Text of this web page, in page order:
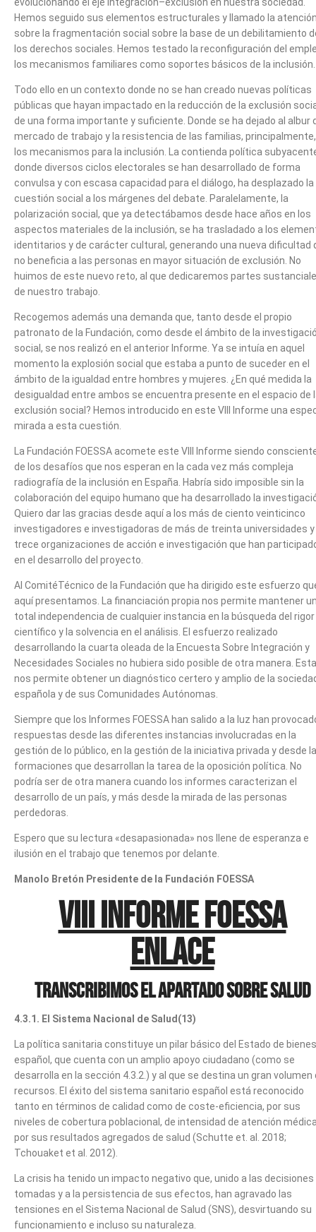
Hemos seguido sus elementos estructurales y llamado la
sobre la fragmentación social sobre la base de un debilitamiento
los derechos sociales. Hemos testado la reconfiguración del
los mecanismos familiares como soportes básicos de la inclusión.
Todo ello en un contexto donde no se han creado nuevas políticas
públicas que hayan impactado en la reducción de la exclusión
de una forma importante y suficiente. Donde se ha dejado al albur
mercado de trabajo y la resistencia de las familias, principalmente,
los mecanismos para la inclusión. La contienda política
donde diversos ciclos electorales se han desarrollado de forma
convulsa y con escasa capacidad para el diálogo, ha desplazado la
cuestión social a los márgenes del debate. Paralelamente, la
polarización social, que ya detectábamos desde hace años en los
aspectos materiales de la inclusión, se ha trasladado a los
identitarios y de carácter cultural, generando una nueva dificultad
no beneficia a las personas en mayor situación de exclusión. No
huimos de este nuevo reto, al que dedicaremos partes
de nuestro trabajo.
Recogemos además una demanda que, tanto desde el propio
patronato de la Fundación, como desde el ámbito de la
social, se nos realizó en el anterior Informe. Ya se intuía en aquel
momento la explosión social que estaba a punto de suceder en el
ámbito de la igualdad entre hombres y mujeres. ¿En qué medida la
desigualdad entre ambos se encuentra presente en el espacio de
exclusión social? Hemos introducido en este VIII Informe una
mirada a esta cuestión.
La Fundación FOESSA acomete este VIII Informe siendo
de los desafíos que nos esperan en la cada vez más compleja
radiografía de la inclusión en España. Habría sido imposible sin la
colaboración del equipo humano que ha desarrollado la
Quiero dar las gracias desde aquí a los más de ciento veinticinco
investigadores e investigadoras de más de treinta universidades y
trece organizaciones de acción e investigación que han
en el desarrollo del proyecto.
Al ComitéTécnico de la Fundación que ha dirigido este esfuerzo
aquí presentamos. La financiación propia nos permite mantener
total independencia de cualquier instancia en la búsqueda del rigor
científico y la solvencia en el análisis. El esfuerzo realizado
desarrollando la cuarta oleada de la Encuesta Sobre Integración y
Necesidades Sociales no hubiera sido posible de otra manera. Esta
nos permite obtener un diagnóstico certero y amplio de la
española y de sus Comunidades Autónomas.
Siempre que los Informes FOESSA han salido a la luz han
respuestas desde las diferentes instancias involucradas en la
gestión de lo público, en la gestión de la iniciativa privada y desde
formaciones que desarrollan la tarea de la oposición política. No
podría ser de otra manera cuando los informes caracterizan el
desarrollo de un país, y más desde la mirada de las personas
perdedoras.
Espero que su lectura «desapasionada» nos llene de esperanza e
ilusión en el trabajo que tenemos por delante.
Manolo Bretón Presidente de la Fundación FOESSA
VIII INFORME FOESSA
enlace
Transcribimos el apartado sobre Salud
4.3.1. El Sistema Nacional de Salud(13)
La política sanitaria constituye un pilar básico del Estado de
español, que cuenta con un amplio apoyo ciudadano (como se
desarrolla en la sección 4.3.2.) y al que se destina un gran volumen
recursos. El éxito del sistema sanitario español está reconocido
tanto en términos de calidad como de coste-eficiencia, por sus
niveles de cobertura poblacional, de intensidad de atención
por sus resultados agregados de salud (Schutte et. al. 2018;
Tchouaket et al. 2012).
La crisis ha tenido un impacto negativo que, unido a las decisiones
tomadas y a la persistencia de sus efectos, han agravado las
tensiones en el Sistema Nacional de Salud (SNS), desvirtuando su
funcionamiento e incluso su naturaleza.